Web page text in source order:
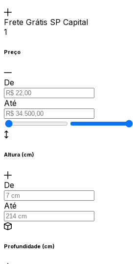
Frete Grátis SP Capital
1
Preço
De
Até
Altura (cm)
De
Até
Profundidade (cm)